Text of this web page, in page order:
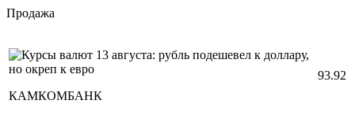
Продажа
КАМКОМБАНК
93.92